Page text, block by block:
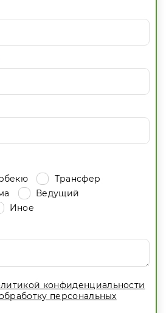
Трансфер
Ведущий
Иное
конфиденциальности
персональных